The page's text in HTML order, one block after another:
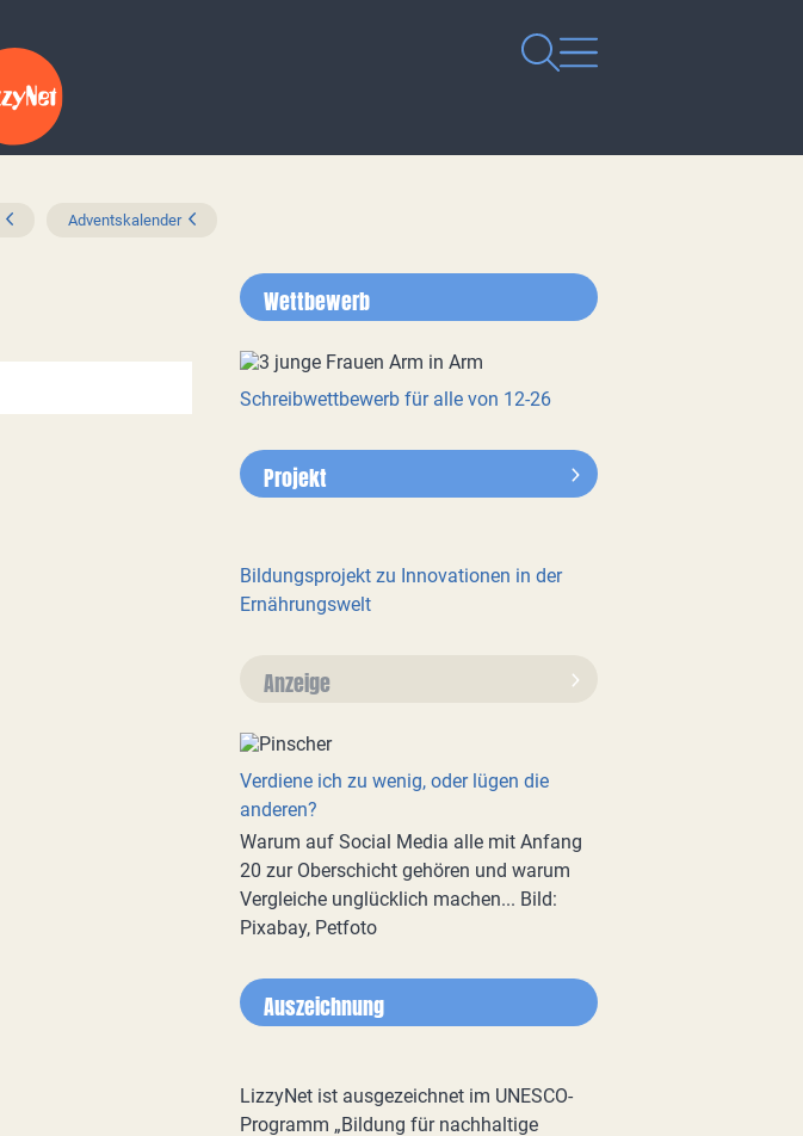
Adventskalender
Wettbewerb
Schreibwettbewerb für alle von 12-26
Projekt
Bildungsprojekt zu Innovationen in der
Ernährungswelt
Anzeige
Verdiene ich zu wenig, oder lügen die
anderen?
Warum auf Social Media alle mit Anfang
20 zur Oberschicht gehören und warum
Vergleiche unglücklich machen... Bild:
Pixabay, Petfoto
Auszeichnung
LizzyNet ist ausgezeichnet im UNESCO-
Programm „Bildung für nachhaltige